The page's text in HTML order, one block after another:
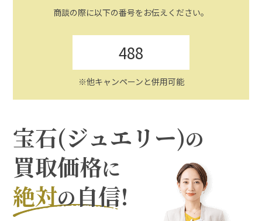
商談の際に以下の番号をお伝えください。
488
※他キャンペーンと併用可能
宝石(ジュエリー)の
買取価格に
絶対の自信!